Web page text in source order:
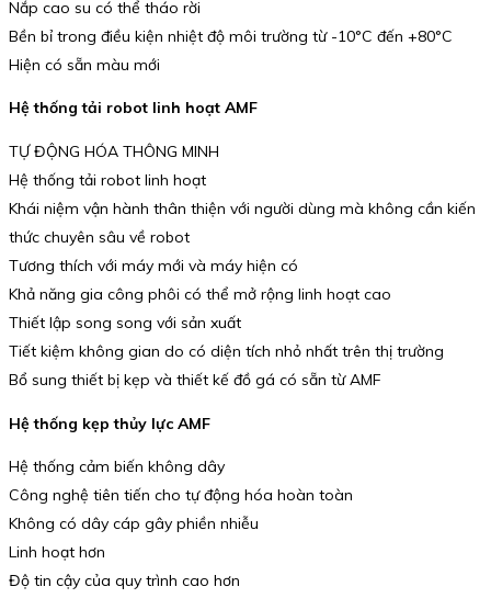
Nắp cao su có thể tháo rời
Bền bỉ trong điều kiện nhiệt độ môi trường từ -10°C đến +80°C
Hiện có sẵn màu mới
Hệ thống tải robot linh hoạt AMF
TỰ ĐỘNG HÓA THÔNG MINH
Hệ thống tải robot linh hoạt
Khái niệm vận hành thân thiện với người dùng mà không cần kiến
thức chuyên sâu về robot
Tương thích với máy mới và máy hiện có
Khả năng gia công phôi có thể mở rộng linh hoạt cao
Thiết lập song song với sản xuất
Tiết kiệm không gian do có diện tích nhỏ nhất trên thị trường
Bổ sung thiết bị kẹp và thiết kế đồ gá có sẵn từ AMF
Hệ thống kẹp thủy lực AMF
Hệ thống cảm biến không dây
Công nghệ tiên tiến cho tự động hóa hoàn toàn
Không có dây cáp gây phiền nhiễu
Linh hoạt hơn
Độ tin cậy của quy trình cao hơn